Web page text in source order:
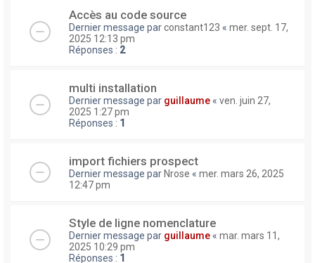
Accès au code source
Dernier message parconstant123 « mer. sept. 17,
2025 12:13 pm
Réponses : 2
multi installation
Dernier message par guillaume « ven. juin 27,
2025 1:27 pm
Réponses : 1
import fichiers prospect
Dernier message par Nrose « mer. mars 26, 2025
12:47 pm
Style de ligne nomenclature
Dernier message par guillaume « mar. mars 11,
2025 10:29 pm
Réponses : 1